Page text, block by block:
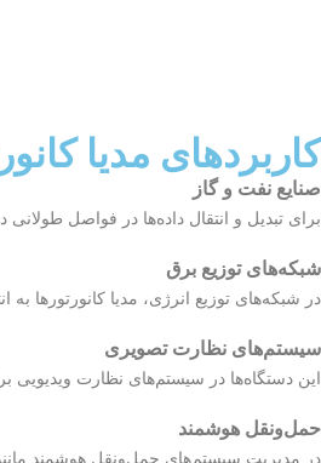
کاربردهای مدیا
صنایع نفت و گاز
برای تبدیل و انتقال داده‌ها در فواصل
شبکه‌های توزیع برق
در شبکه‌های توزیع انرژی، مدیا کانورتورها
سیستم‌های نظارت تصویری
این دستگاه‌ها در سیستم‌های نظارت ویدیویی
حمل‌ونقل هوشمند
در مدیریت سیستم‌های حمل‌ونقل هوشمند مانند